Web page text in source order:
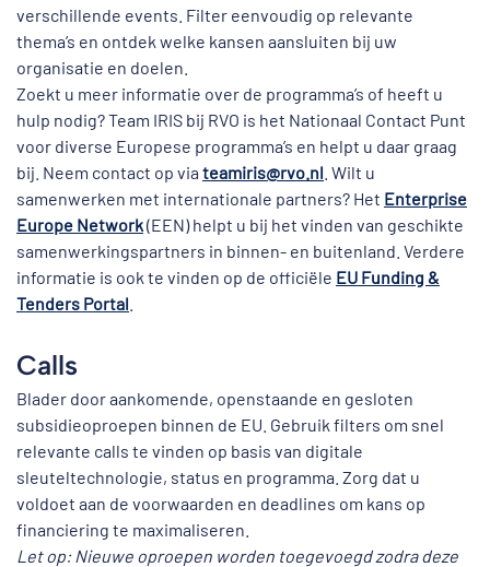
verschillende events. Filter eenvoudig op relevante
thema’s en ontdek welke kansen aansluiten bij uw
organisatie en doelen.
Zoekt u meer informatie over de programma’s of heeft u
hulp nodig? Team IRIS bij RVO is het Nationaal Contact Punt
voor diverse Europese programma’s en helpt u daar graag
bij. Neem contact op via teamiris@rvo.nl . Wilt u
samenwerken met internationale partners? Het Enterprise
Europe Network(EEN) helpt u bij het vinden van geschikte
samenwerkingspartners in binnen- en buitenland. Verdere
informatie is ook te vinden op de officiële EU Funding &
Tenders Portal
Calls
Blader door aankomende, openstaande en gesloten
subsidieoproepen binnen de EU. Gebruik filters om snel
relevante calls te vinden op basis van digitale
sleuteltechnologie, status en programma. Zorg dat u
voldoet aan de voorwaarden en deadlines om kans op
financiering te maximaliseren.
Let op: Nieuwe oproepen worden toegevoegd zodra deze